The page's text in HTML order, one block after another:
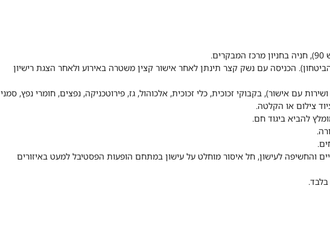
הכניסה עם נשק קצר תינתן לאחר אישור קצין משטרה באירוע ולאחר הצגת רישיון
עם אישור), בקבוקי זכוכית, כלי זכוכית, אלכוהול, גז, פירוטכניקה, נפצים, חומרי נפץ, סמני
צילום או הקלטה.
להביא ביגוד חם.
והחשיפה לעישון, חל איסור מוחלט על עישון במתחם הופעות הפסטיבל למעט באיזורים